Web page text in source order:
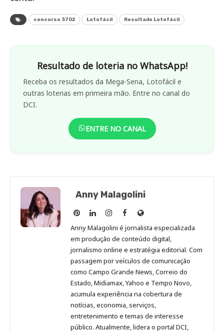
concurso 3702 Lotofácil Resultado Lotofácil
Resultado de loteria no WhatsApp!
Receba os resultados da Mega-Sena, Lotofácil e
outras loterias em primeira mão. Entre no canal do
DCI.
ENTRE NO CANAL
Anny Malagolini
Anny
Malagolini
no
Pinterest
Anny
Malagolini
no
LinkedIn
Anny
Malagolini
no
Instagram
Anny
Malagolini
no
Facebook
Site
de
Anny
Malagolini
Anny Malagolini é jornalista especializada
em produção de conteúdo digital,
jornalismo online e estratégia editorial. Com
passagem por veículos de comunicação
como Campo Grande News, Correio do
Estado, Midiamax, Yahoo e Tempo Novo,
acumula experiência na cobertura de
notícias, economia, serviços,
entretenimento e temas de interesse
público. Atualmente, lidera o portal DCI,